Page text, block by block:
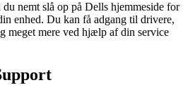
nemt slå op på Dells hjemmeside for
enhed. Du kan få adgang til drivere,
meget mere ved hjælp af din service